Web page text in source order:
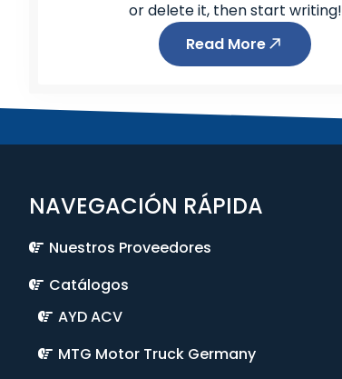
or delete it, then start writing!
Read More
NAVEGACIÓN RÁPIDA
Nuestros Proveedores
Catálogos
AYD ACV
MTG Motor Truck Germany